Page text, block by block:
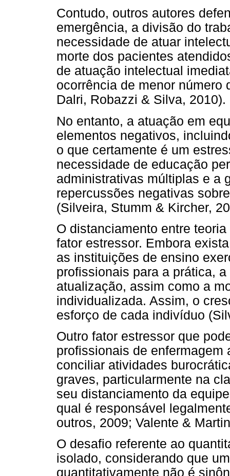
Contudo, outros autores
emergência, a divisão do
necessidade de atuar
morte dos pacientes
de atuação intelectual
ocorrência de menor número
Dalri, Robazzi & Silva, 2010).
No entanto, a atuação em
elementos negativos,
o que certamente é um
necessidade de educação
administrativas múltiplas e a
repercussões negativas
(Silveira, Stumm & Kircher,
O distanciamento entre
fator estressor. Embora
as instituições de ensino
profissionais para a prática,
atualização, assim como a
individualizada. Assim, o
esforço de cada indivíduo
Outro fator estressor que
profissionais de enfermagem
conciliar atividades
graves, particularmente na
seu distanciamento da
qual é responsável
outros, 2009; Valente &
O desafio referente ao
isolado, considerando que
quantitativamente não é